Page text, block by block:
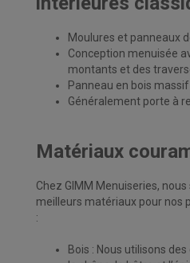
Moulures et
Conception menuisée avec un assemblage des
montants et des
Panneau en bois massif
Généralement porte à
Matériaux
Chez GIMM Menuiseries,
meilleurs matériaux pour nos
:
Bois : Nous utilisons des essences nobles telles que